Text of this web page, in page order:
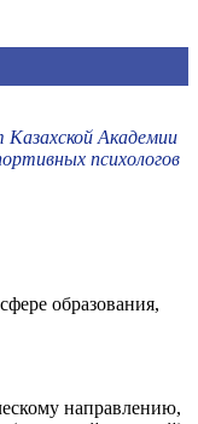
Казахской Академии
психологов
образования,
направлению,